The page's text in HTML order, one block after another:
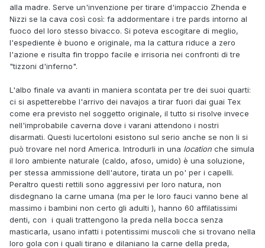
alla madre. Serve un'invenzione per tirare d'impaccio Zhenda e
Nizzi se la cava così così: fa addormentare i tre pards intorno al
fuoco del loro stesso bivacco. Si poteva escogitare di meglio,
l'espediente è buono e originale, ma la cattura riduce a zero
l'azione e risulta fin troppo facile e irrisoria nei confronti di tre
"tizzoni d'inferno".
L'albo finale va avanti in maniera scontata per tre dei suoi quarti:
ci si aspetterebbe l'arrivo dei navajos a tirar fuori dai guai Tex
come era previsto nel soggetto originale, il tutto si risolve invece
nell'improbabile caverna dove i varani attendono i nostri
disarmati. Questi lucertoloni esistono sul serio anche se non li si
può trovare nel nord America. Introdurli in una location che simula
il loro ambiente naturale (caldo, afoso, umido) è una soluzione,
per stessa ammissione dell'autore, tirata un po' per i capelli.
Peraltro questi rettili sono aggressivi per loro natura, non
disdegnano la carne umana (ma per le loro fauci vanno bene al
massimo i bambini non certo gli adulti ), hanno 60 affilatissimi
denti, con i quali trattengono la preda nella bocca senza
masticarla, usano infatti i potentissimi muscoli che si trovano nella
loro gola con i quali tirano e dilaniano la carne della preda,